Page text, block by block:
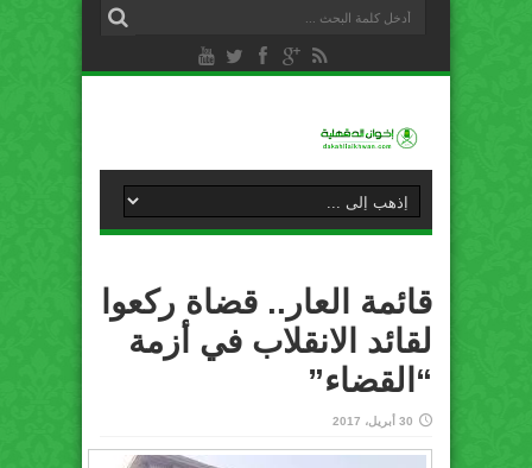
قائمة العار.. قضاة ركعوا
لقائد الانقلاب في أزمة
“القضاء”
30 أبريل، 2017